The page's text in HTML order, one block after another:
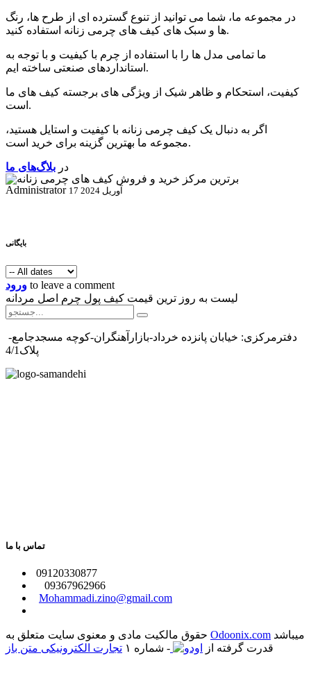
در مجموعه ما، شما می توانید از تنوع گسترده ای از طرح ها، رنگ
ها و سبک های کیف های چرمی زنانه استفاده کنید.
ما تمامی مدل ها را با استفاده از چرم با کیفیت و با توجه به
استانداردهای صنعتی ساخته ایم.
کیفیت، استحکام و ظاهر شیک از ویژگی های برجسته کیف های ما
است.
اگر به دنبال یک کیف چرمی زنانه با کیفیت و استایل هستید،
مجموعه ما بهترین گزینه برای خرید است.
در بلاگ‌های ما
Administrator
17 آوریل 2024
بایگانی
ورود to leave a comment
لیست به روز ترین قیمت کیف پول چرم اصل مردانه
پلاک4/1
تماس با ما
​09120330877
09367962966
Mohammadi.zino@gmail.com
Odoonix.com میباشد
قدرت گرفته از
- شماره ۱ تجارت الکترونیکی متن باز